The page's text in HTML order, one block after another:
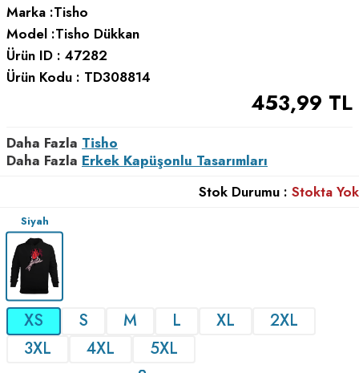
Marka :Tisho
Model :Tisho Dükkan
Ürün ID : 47282
Ürün Kodu : TD308814
453,99 TL
Daha Fazla Tisho
Daha Fazla Erkek Kapüşonlu Tasarımları
Stok Durumu : Stokta Yok
Siyah
XS S M L XL
2XL
3XL
4XL 5XL